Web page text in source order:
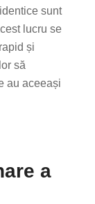
sunt
lucru se
și
să
au aceeași
a